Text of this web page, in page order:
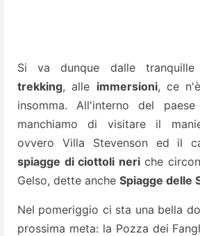
Si va dunque dalle tranquille
trekking, alle immersioni, ce
insomma. All'interno del
manchiamo di visitare il
ovvero Villa Stevenson ed il
spiagge di ciottoli neriche
Gelso, dette anche Spiagge delle
Nel pomeriggio ci sta una bella
prossima meta: la Pozza dei